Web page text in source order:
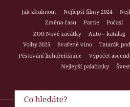
Jak zhubnout Nejlepší filmy 2024
Změna času
Partie Počasí
ZOO Nové začátky
Auto – katalog
Volby 2025
Svařené víno Tatarák
Pěstování lichořeřišnice
Výpočet
Nejlepší palačinky